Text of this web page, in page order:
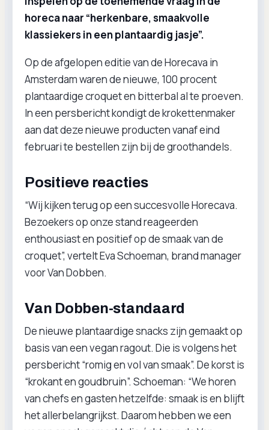
horeca naar “herkenbare, smaakvolle
klassiekers in een plantaardig jasje”.
Op de afgelopen editie van de Horecava in
Amsterdam waren de nieuwe, 100 procent
plantaardige croquet en bitterbal al te proeven.
In een persbericht kondigt de krokettenmaker
aan dat deze nieuwe producten vanaf eind
februari te bestellen zijn bij de groothandels.
Positieve reacties
“Wij kijken terug op een succesvolle Horecava.
Bezoekers op onze stand reageerden
enthousiast en positief op de smaak van de
croquet”, vertelt Eva Schoeman, brand manager
voor Van Dobben.
Van Dobben-standaard
De nieuwe plantaardige snacks zijn gemaakt op
basis van een vegan ragout. Die is volgens het
persbericht “romig en vol van smaak”. De korst is
“krokant en goudbruin”. Schoeman: “We horen
van chefs en gasten hetzelfde: smaak is en blijft
het allerbelangrijkst. Daarom hebben we een